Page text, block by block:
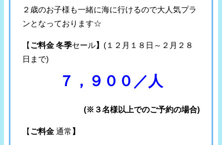
２歳のお子様も一緒に海に行けるので大人気プラ
ンとなっております☆
【 ご料金 冬季セール】 (１２月１８日～２月２８
日まで)
７，９００／人
(※３名様以上でのご予約の場合)
【 ご料金 通常 】